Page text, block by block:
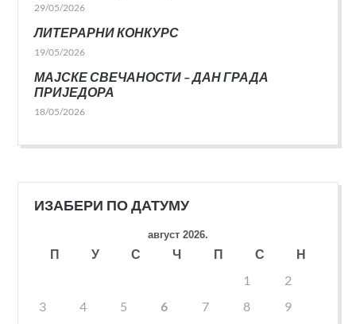
29/05/2026
ЛИТЕРАРНИ КОНКУРС
19/05/2026
МАЈСКЕ СВЕЧАНОСТИ – ДАН ГРАДА
ПРИЈЕДОРА
18/05/2026
ИЗАБЕРИ ПО ДАТУМУ
август 2026.
П У С Ч П С
Н
1
2
3
4 5 6 7 8
9